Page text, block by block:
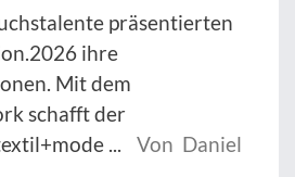
präsentierten
ihre
Mit dem
schafft der
...
Von Daniel